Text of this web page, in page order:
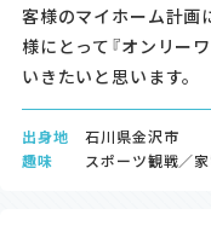
客様のマイホーム計画
様にとって『オンリー
いきたいと思います。
出身地
石川県金沢市
趣味
スポーツ観戦／